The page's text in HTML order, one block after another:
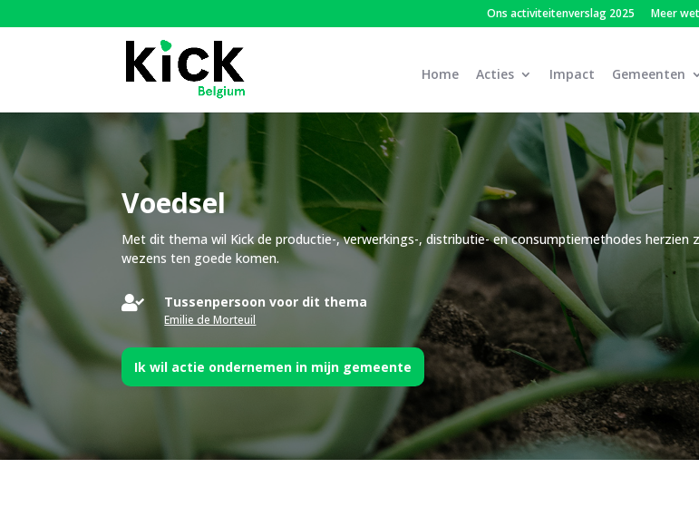
Ons activiteitenverslag 2025 Meer
Home Acties Impact Gemeenten
Voedsel
Met dit thema wil Kick de productie-, verwerkings-, distributie- en consumptiemethodes herzien
wezens ten goede komen.
 Tussenpersoon voor dit thema
Emilie de Morteuil
Ik wil actie ondernemen in mijn gemeente